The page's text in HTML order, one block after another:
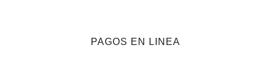
PAGOS EN LINEA